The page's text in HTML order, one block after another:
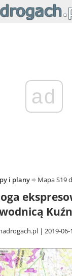
ad
i plany Mapa S19
2019-06-